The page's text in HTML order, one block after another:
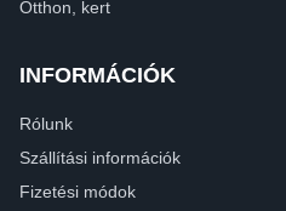
Otthon, kert
INFORMÁCIÓK
Rólunk
Szállítási információk
Fizetési módok